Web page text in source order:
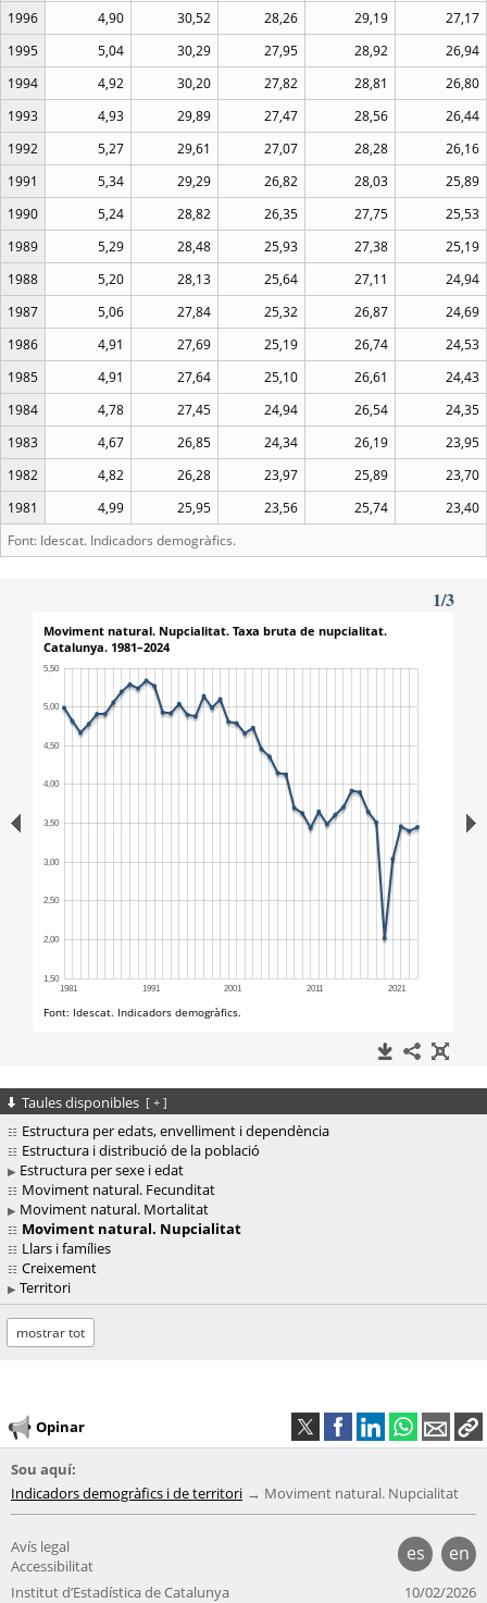
1996
4,90 30,52 28,26 29,19
27,17
1995
5,04 30,29 27,95 28,92
26,94
1994
4,92 30,20 27,82 28,81
26,80
1993
4,93 29,89 27,47 28,56
26,44
1992
5,27 29,61 27,07 28,28
26,16
1991
5,34 29,29 26,82 28,03
25,89
1990
5,24 28,82 26,35 27,75
25,53
1989
5,29 28,48 25,93 27,38
25,19
1988
5,20 28,13 25,64 27,11
24,94
1987
5,06 27,84 25,32 26,87
24,69
1986
4,91 27,69 25,19 26,74
24,53
1985
4,91 27,64 25,10 26,61
24,43
1984
4,78 27,45 24,94 26,54
24,35
1983
4,67 26,85 24,34 26,19
23,95
1982
4,82 26,28 23,97 25,89
23,70
1981
4,99 25,95 23,56 25,74
23,40
Font: Idescat. Indicadors demogràfics.
Taules disponibles [ + ]
Estructura per edats, envelliment i dependència
Estructura i distribució de la població
Estructura per sexe i edat
Moviment natural. Fecunditat
Moviment natural. Mortalitat
Moviment natural. Nupcialitat
Llars i famílies
Creixement
Territori
mostrar tot
Opinar
Sou aquí:
Indicadors demogràfics i de territori
Moviment natural. Nupcialitat
es en
Avís legal
Accessibilitat
Institut d’Estadística de Catalunya
10/02/2026